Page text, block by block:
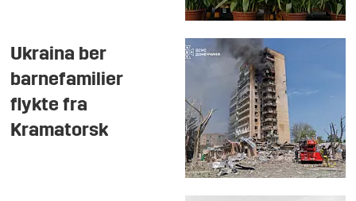
Ukraina ber
barnefamilier
flykte fra
Kramatorsk